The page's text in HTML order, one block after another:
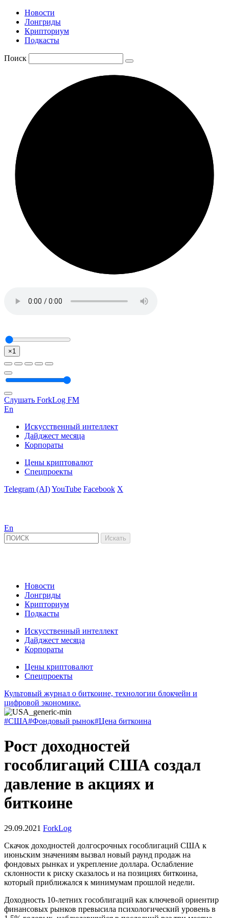
Новости
Лонгриды
Крипториум
Подкасты
Поиск
×1
Слушать ForkLog FM
En
Искусственный интеллект
Дайджест месяца
Корпораты
Цены криптовалют
Спецпроекты
Telegram (AI)YouTube Facebook X
En
Новости
Лонгриды
Крипториум
Подкасты
Искусственный интеллект
Дайджест месяца
Корпораты
Цены криптовалют
Спецпроекты
Культовый журнал о биткоине, технологии блокчейн и
цифровой экономике.
#США#Фондовый рынок#Цена биткоина
Рост доходностей
гособлигаций США создал
давление в акциях и
биткоине
29.09.2021 ForkLog
Cкачок доходностей долгосрочных гособлигаций США к
июньским значениям вызвал новый раунд продаж на
фондовых рынках и укрепление доллара. Ослабление
склонности к риску сказалось и на позициях биткоина,
который приближался к минимумам прошлой недели.
Доходность 10-летних гособлигаций как ключевой ориентир
финансовых рынков превысила психологический уровень в